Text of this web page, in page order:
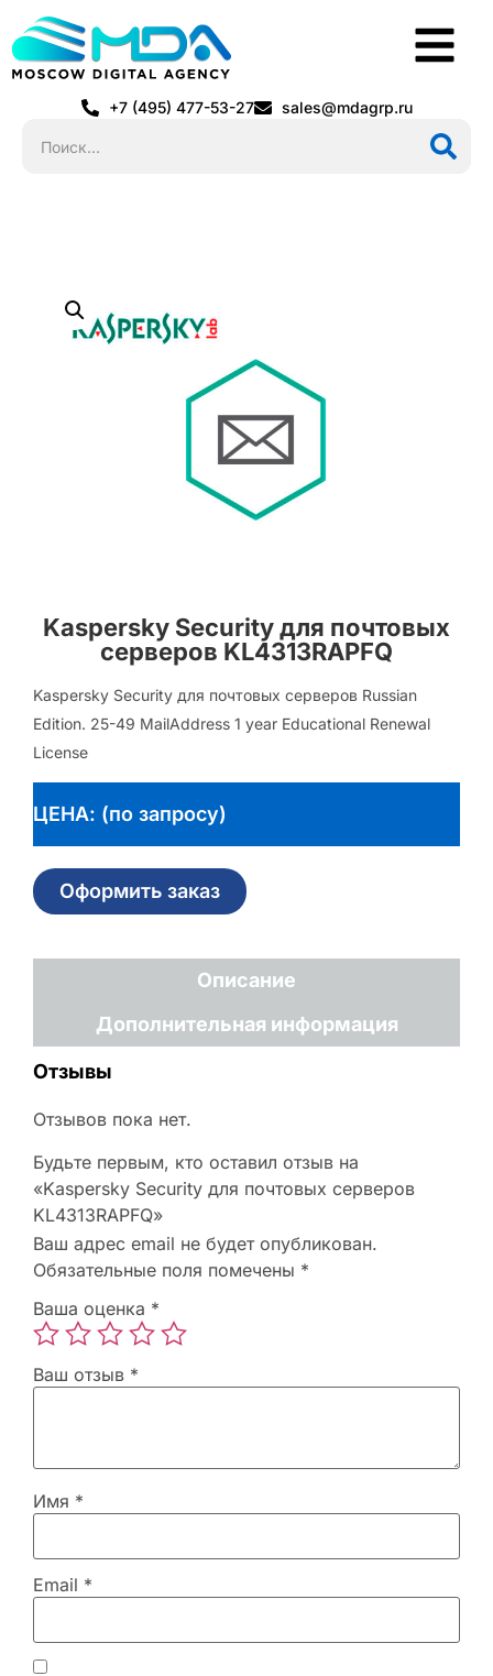
+7 (495) 477-53-27 sales@mdagrp.ru
Kaspersky Security для почтовых
серверов KL4313RAPFQ
Kaspersky Security для почтовых серверов Russian
Edition. 25-49 MailAddress 1 year Educational Renewal
License
ЦЕНА: (по запросу)
Оформить заказ
Описание
Дополнительная информация
Отзывы
Отзывов пока нет.
Будьте первым, кто оставил отзыв на
«Kaspersky Security для почтовых серверов
KL4313RAPFQ»
Ваш адрес email не будет опубликован.
Обязательные поля помечены *
Ваша оценка *
Ваш отзыв *
Имя *
Email *